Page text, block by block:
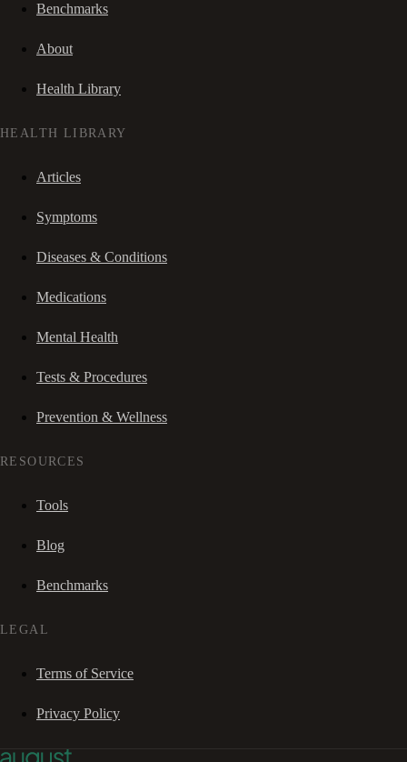
Benchmarks
About
Health Library
HEALTH LIBRARY
Articles
Symptoms
Diseases & Conditions
Medications
Mental Health
Tests & Procedures
Prevention & Wellness
RESOURCES
Tools
Blog
Benchmarks
LEGAL
Terms of Service
Privacy Policy